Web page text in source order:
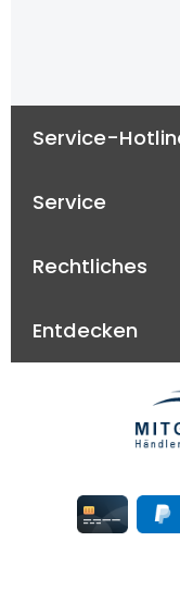
Service-
Service
Rechtliches
Entdecken